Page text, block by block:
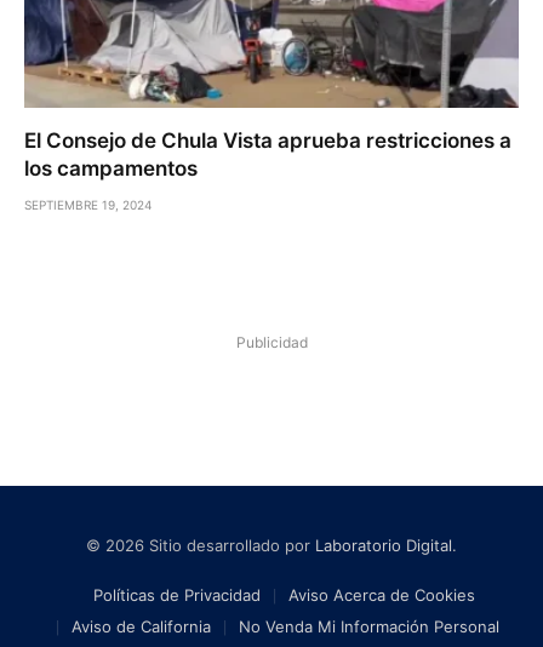
El Consejo de Chula Vista aprueba restricciones a
los campamentos
SEPTIEMBRE 19, 2024
Publicidad
© 2026 Sitio desarrollado por Laboratorio Digital.
Políticas de Privacidad
Aviso Acerca de Cookies
Aviso de California
No Venda Mi Información Personal